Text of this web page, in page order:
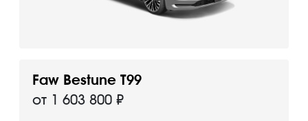
Faw Bestune Т99
от 1 603 800 ₽